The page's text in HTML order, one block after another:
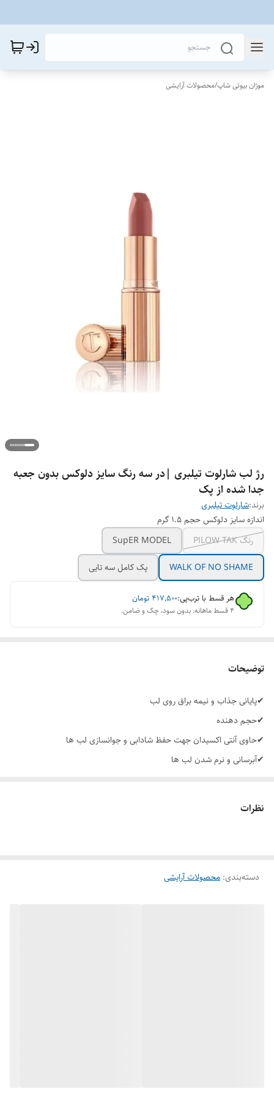
موژان بیوتی شاپ/محصولات آرایشی
رژ لب شارلوت تیلبری |در سه رنگ سایز دلوکس بدون جعبه
جدا شده از پک
برند:شارلوت تیلبری
اندازه سایز دلوکس حجم ۱.۵ گرم
رنگ PILOW TAK
SupER MODEL
WALK OF NO SHAME
پک کامل سه تایی
هر قسط با ترب‌پی:۴۱۷٬۵۰۰ تومان
۴ قسط ماهانه. بدون سود، چک و ضامن.
توضیحات
✔پایانی جذاب و نیمه براق روی لب
✔حجم دهنده
✔حاوی آنتی اکسیدان جهت حفظ شادابی و جوانسازی لب ها
✔آبرسانی و نرم شدن لب ها
نظرات
دسته‌بندی: محصولات آرایشی